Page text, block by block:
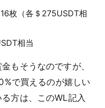
枚（各＄275USDT相
相当
もそうなのですが、
で買えるのが嬉しい
方は、このWL記入